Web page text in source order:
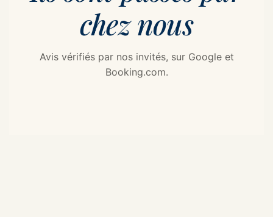
chez nous
Avis vérifiés par nos invités, sur Google et
Booking.com.